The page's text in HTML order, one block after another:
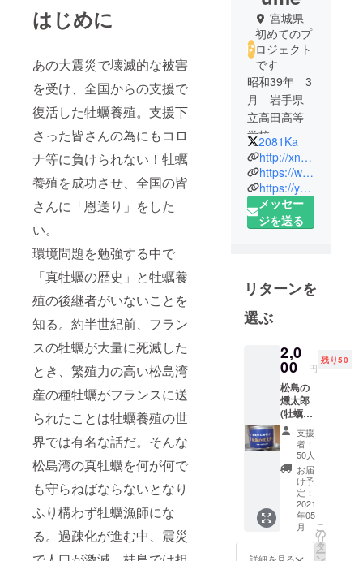
はじめに
あの大震災で壊滅的な被害
を受け、全国からの支援で
復活した牡蠣養殖。支援下
さった皆さんの為にもコロ
ナ等に負けられない！牡蠣
養殖を成功させ、全国の皆
さんに「恩送り」をした
い。
環境問題を勉強する中で
「真牡蠣の歴史」と牡蠣養
殖の後継者がいないことを
知る。約半世紀前、フラン
スの牡蠣が大量に死滅した
とき、繁殖力の高い松島湾
産の種牡蠣がフランスに送
られたことは牡蠣養殖の世
界では有名な話だ。そんな
松島湾の真牡蠣を何が何で
も守らねばならないとなり
ふり構わず牡蠣漁師にな
る。過疎化が進む中、震災
宮城県
初めてのプ
ロジェクト
です
昭和39年 3
月 岩手県
立高田高等
学校 普
通科 卒
業
昭和39年 4
月 岩手県
職員に採用
員会
昭和51年 3
月 自己都
昭和51年 4
月 (株)ファ
ミリー学習
社を創業。
代表取締役
書籍と教材
の訪問販売
会社、全国
販売コン
クールに
度々入賞。
2081Ka
http://xn--u9j3jldsby687a68j60bf43b.com
https://www.facebook.com/uratoyume/?pnref=lhc#
https://youtu.be/Js8mGIVogPA
メッセー
ジを送る
リターンを
選ぶ
2,0
00 円
残り50
松島の
燻太郎
(牡蠣の
燻製の
オイル
漬け)×
２
支援
者：
50人
お届
け予
定：
2021
年05
月
こ
の
リ
タ
ー